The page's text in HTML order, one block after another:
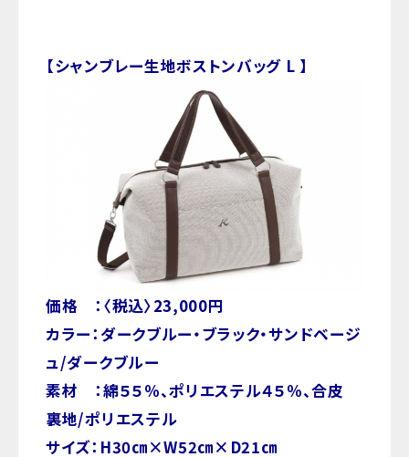
【シャンブレー生地ボストンバッグ L 】
価格 ：〈税込〉23,000円
カラー：ダークブルー・ブラック・サンドベージ
ュ/ダークブルー
素材 ：綿５５％、ポリエステル４５％、合皮
裏地/ポリエステル
サイズ：H30㎝×W52㎝×D21㎝